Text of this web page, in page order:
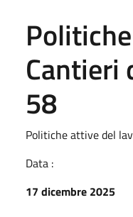
Politiche
Cantieri
58
Politiche attive del
Data :
17 dicembre 2025